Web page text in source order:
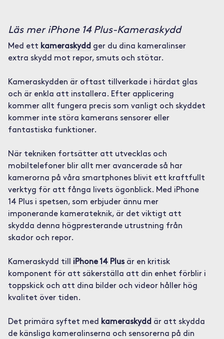
Läs mer iPhone 14 Plus-Kameraskydd
Med ett kameraskydd ger du dina kameralinser
extra skydd mot repor, smuts och stötar.
Kameraskydden är oftast tillverkade i härdat glas
och är enkla att installera. Efter applicering
kommer allt fungera precis som vanligt och skyddet
kommer inte störa kamerans sensorer eller
fantastiska funktioner.
När tekniken fortsätter att utvecklas och
mobiltelefoner blir allt mer avancerade så har
kamerorna på våra smartphones blivit ett kraftfullt
verktyg för att fånga livets ögonblick. Med iPhone
14 Plus i spetsen, som erbjuder ännu mer
imponerande kamerateknik, är det viktigt att
skydda denna högpresterande utrustning från
skador och repor.
Kameraskydd till iPhone 14 Plusär en kritisk
komponent för att säkerställa att din enhet förblir i
toppskick och att dina bilder och videor håller hög
kvalitet över tiden.
Det primära syftet med kameraskydd är att skydda
de känsliga kameralinserna och sensorerna på din